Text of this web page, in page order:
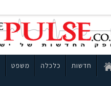
חדשות כלכלה משפט